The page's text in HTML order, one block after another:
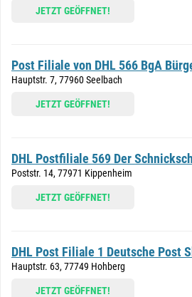
JETZT GEÖFFNET!
Post Filiale von DHL 566 BgA
Hauptstr. 7, 77960 Seelbach
JETZT GEÖFFNET!
DHL Postfiliale 569 Der
Poststr. 14, 77971 Kippenheim
JETZT GEÖFFNET!
DHL Post Filiale 1 Deutsche Post
Hauptstr. 63, 77749 Hohberg
JETZT GEÖFFNET!